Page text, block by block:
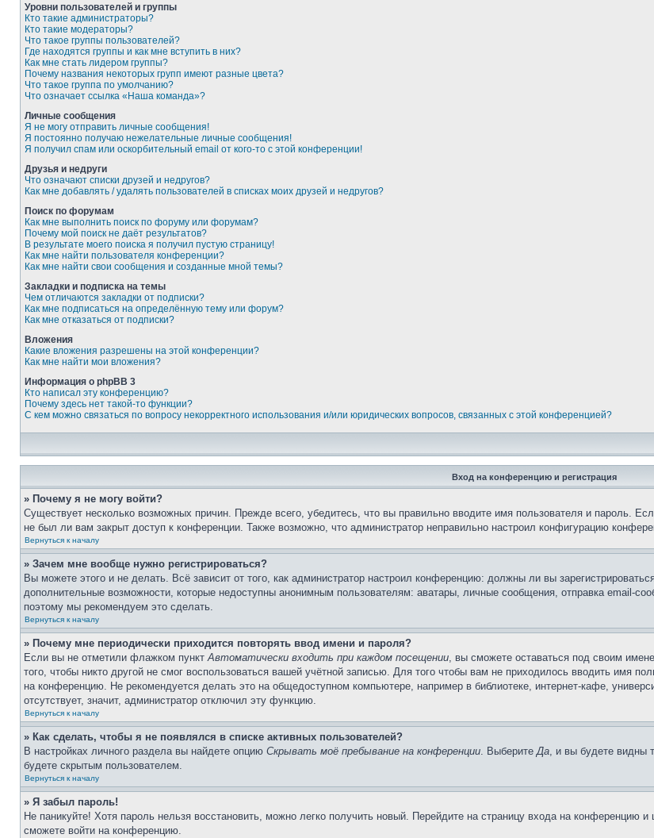
Уровни пользователей и группы
Кто такие администраторы?
Кто такие модераторы?
Что такое группы пользователей?
Где находятся группы и как мне вступить в них?
Как мне стать лидером группы?
Почему названия некоторых групп имеют разные цвета?
Что такое группа по умолчанию?
Что означает ссылка «Наша команда»?
Личные сообщения
Я не могу отправить личные сообщения!
Я постоянно получаю нежелательные личные сообщения!
Я получил спам или оскорбительный email от кого-то с этой конференции!
Друзья и недруги
Что означают списки друзей и недругов?
Как мне добавлять / удалять пользователей в списках моих друзей и недругов?
Поиск по форумам
Как мне выполнить поиск по форуму или форумам?
Почему мой поиск не даёт результатов?
В результате моего поиска я получил пустую страницу!
Как мне найти пользователя конференции?
Как мне найти свои сообщения и созданные мной темы?
Закладки и подписка на темы
Чем отличаются закладки от подписки?
Как мне подписаться на определённую тему или форум?
Как мне отказаться от подписки?
Вложения
Какие вложения разрешены на этой конференции?
Как мне найти мои вложения?
Информация о phpBB 3
Кто написал эту конференцию?
Почему здесь нет такой-то функции?
С кем можно связаться по вопросу некорректного использования и/или юридических вопросов, связанных с этой конференцией?
Вход на конференцию и регистрация
» Почему я не могу войти?
Существует несколько возможных причин. Прежде всего, убедитесь, что вы правильно вводите имя пользователя и пароль.
не был ли вам закрыт доступ к конференции. Также возможно, что администратор неправильно настроил конфигурацию
Вернуться к началу
» Зачем мне вообще нужно регистрироваться?
Вы можете этого и не делать. Всё зависит от того, как администратор настроил конференцию: должны ли вы
дополнительные возможности, которые недоступны анонимным пользователям: аватары, личные сообщения, отправка email-
поэтому мы рекомендуем это сделать.
Вернуться к началу
» Почему мне периодически приходится повторять ввод имени и пароля?
Если вы не отметили флажком пунктАвтоматически входить при каждом посещении, вы сможете оставаться под своим
того, чтобы никто другой не смог воспользоваться вашей учётной записью. Для того чтобы вам не приходилось вводить имя
на конференцию. Не рекомендуется делать это на общедоступном компьютере, например в библиотеке, интернет-кафе,
отсутствует, значит, администратор отключил эту функцию.
Вернуться к началу
» Как сделать, чтобы я не появлялся в списке активных пользователей?
В настройках личного раздела вы найдете опцию Скрывать моё пребывание на конференции. ВыберитеДа, и вы будете видны
будете скрытым пользователем.
Вернуться к началу
» Я забыл пароль!
Не паникуйте! Хотя пароль нельзя восстановить, можно легко получить новый. Перейдите на страницу входа на конференцию
сможете войти на конференцию.